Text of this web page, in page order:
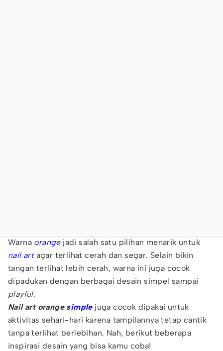
Warna orange jadi salah satu pilihan menarik untuk
nail art agar terlihat cerah dan segar. Selain bikin
tangan terlihat lebih cerah, warna ini juga cocok
dipadukan dengan berbagai desain simpel sampai
playful.
Nail art orange simple juga cocok dipakai untuk
aktivitas sehari-hari karena tampilannya tetap cantik
tanpa terlihat berlebihan. Nah, berikut beberapa
inspirasi desain yang bisa kamu coba!